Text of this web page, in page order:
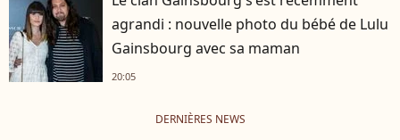
agrandi : nouvelle photo du bébé de Lulu
Gainsbourg avec sa maman
20:05
DERNIÈRES NEWS